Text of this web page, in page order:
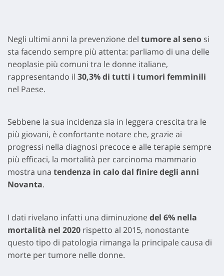
Negli ultimi anni la prevenzione del tumore al seno si
sta facendo sempre più attenta: parliamo di una delle
neoplasie più comuni tra le donne italiane,
rappresentando il 30,3% di tutti i tumori femminili
nel Paese.
Sebbene la sua incidenza sia in leggera crescita tra le
più giovani, è confortante notare che, grazie ai
progressi nella diagnosi precoce e alle terapie sempre
più efficaci, la mortalità per carcinoma mammario
mostra una tendenza in calo dal finire degli anni
Novanta.
I dati rivelano infatti una diminuzionedel 6% nella
mortalità nel 2020 rispetto al 2015, nonostante
questo tipo di patologia rimanga la principale causa di
morte per tumore nelle donne.